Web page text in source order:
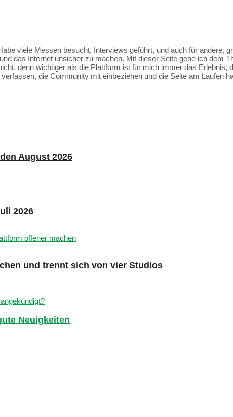
viele Messen besucht, Interviews geführt, und auch für andere,
das Internet unsicher zu machen. Mit dieser Seite gehe ich dem
denn wichtiger als die Plattform ist für mich immer das
die Community mit einbeziehen und die Seite am Laufen
August 2026
2026
und trennt sich von vier Studios
Neuigkeiten